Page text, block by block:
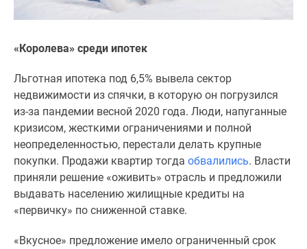
Квартиры
карте
Ипотечный
калькулятор
Семейная
ипотека
Военная
ипотека
«Королева» среди ипотек
Льготная ипотека под 6,5% вывела сектор
недвижимости из спячки, в которую он погрузился
из-за пандемии весной 2020 года. Люди, напуганные
кризисом, жесткими ограничениями и полной
неопределенностью, перестали делать крупные
покупки. Продажи квартир тогда обвалились. Власти
приняли решение «оживить» отрасль и предложили
выдавать населению жилищные кредиты на
«первичку» по сниженной ставке.
«Вкусное» предложение имело ограниченный срок